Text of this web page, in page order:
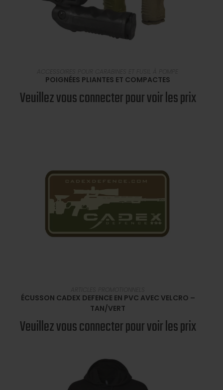
POIGNÉES PLIANTES ET COMPACTES
Veuillez vous connecter pour voir les prix
ÉCUSSON CADEX DEFENCE EN PVC AVEC VELCRO –
TAN/VERT
Veuillez vous connecter pour voir les prix